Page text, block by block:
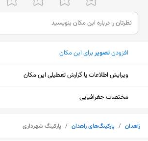
افزودنتصویربرای این مکان
ویرایش اطلاعات یا گزارش تعطیلی این مکان
مختصات جغرافیایی
زاهدان / پارکینگ‌های زاهدان / پارکینگ شهرداری